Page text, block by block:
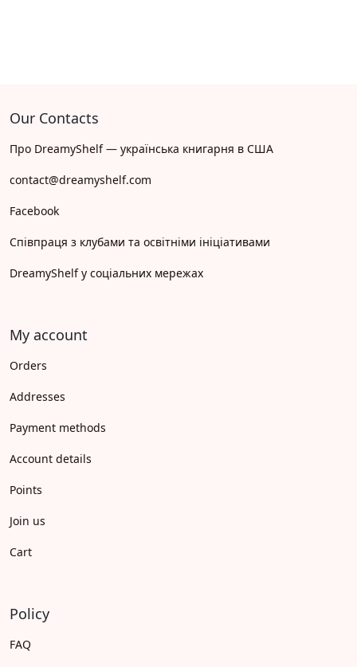
Our Contacts
Про DreamyShelf — українська книгарня в США
contact@dreamyshelf.com
Facebook
Співпраця з клубами та освітніми ініціативами
DreamyShelf у соціальних мережах
My account
Orders
Addresses
Payment methods
Account details
Points
Join us
Cart
Policy
FAQ